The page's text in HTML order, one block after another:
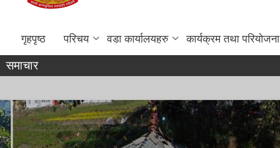
गृहपृष्ठ परिचय वडा कार्यालयहरु कार्यक्रम तथा परियोजना
समाचार